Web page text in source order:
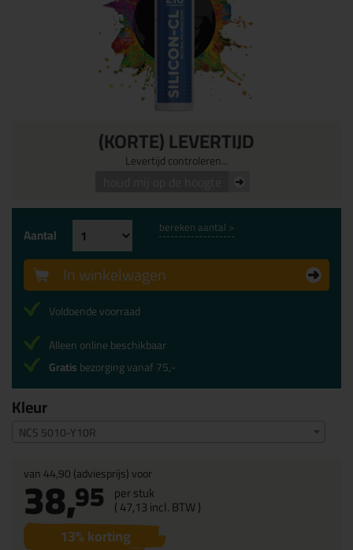
(KORTE) LEVERTIJD
Levertijd controleren...
Kleur
NCS 5010-Y10R
van44,90(adviesprijs) voor
38,95 per stuk
(47,13incl. BTW )
13% korting
Aantal bereken aantal >
In winkelwagen
Voldoende voorraad
Alleen online beschikbaar
Gratisbezorging vanaf 75,-